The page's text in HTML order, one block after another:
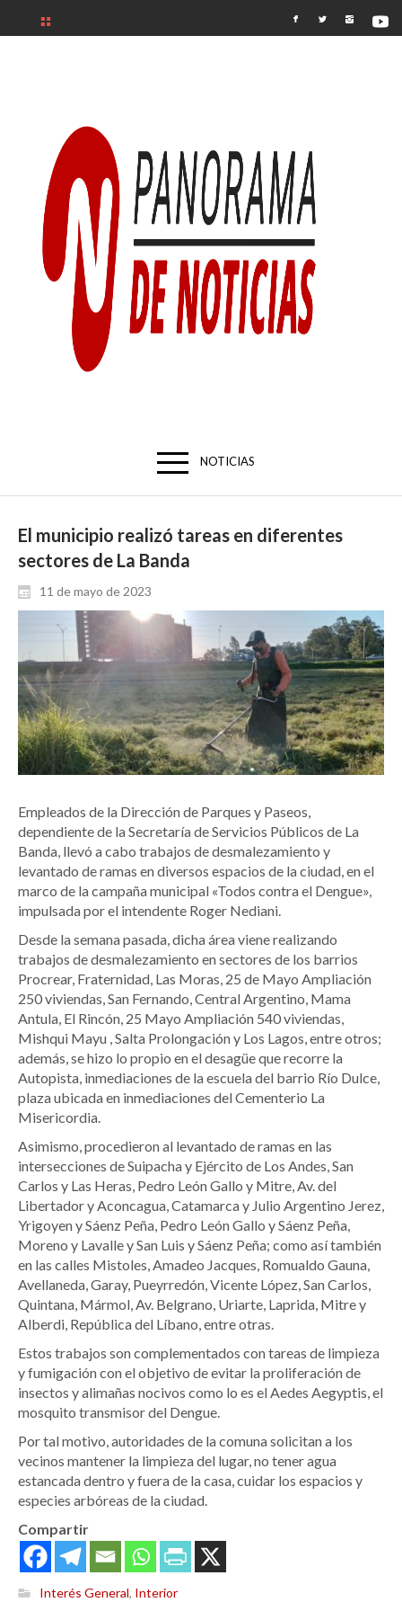
NOTICIAS
El municipio realizó tareas en diferentes
sectores de La Banda
11 de mayo de 2023
Empleados de la Dirección de Parques y Paseos,
dependiente de la Secretaría de Servicios Públicos de La
Banda, llevó a cabo trabajos de desmalezamiento y
levantado de ramas en diversos espacios de la ciudad, en el
marco de la campaña municipal «Todos contra el Dengue»,
impulsada por el intendente Roger Nediani.
Desde la semana pasada, dicha área viene realizando
trabajos de desmalezamiento en sectores de los barrios
Procrear, Fraternidad, Las Moras, 25 de Mayo Ampliación
250 viviendas, San Fernando, Central Argentino, Mama
Antula, El Rincón, 25 Mayo Ampliación 540 viviendas,
Mishqui Mayu , Salta Prolongación y Los Lagos, entre otros;
además, se hizo lo propio en el desagüe que recorre la
Autopista, inmediaciones de la escuela del barrio Río Dulce,
plaza ubicada en inmediaciones del Cementerio La
Misericordia.
Asimismo, procedieron al levantado de ramas en las
intersecciones de Suipacha y Ejército de Los Andes, San
Carlos y Las Heras, Pedro León Gallo y Mitre, Av. del
Libertador y Aconcagua, Catamarca y Julio Argentino Jerez,
Yrigoyen y Sáenz Peña, Pedro León Gallo y Sáenz Peña,
Moreno y Lavalle y San Luis y Sáenz Peña; como así también
en las calles Mistoles, Amadeo Jacques, Romualdo Gauna,
Avellaneda, Garay, Pueyrredón, Vicente López, San Carlos,
Quintana, Mármol, Av. Belgrano, Uriarte, Laprida, Mitre y
Alberdi, República del Líbano, entre otras.
Estos trabajos son complementados con tareas de limpieza
y fumigación con el objetivo de evitar la proliferación de
insectos y alimañas nocivos como lo es el Aedes Aegyptis, el
mosquito transmisor del Dengue.
Por tal motivo, autoridades de la comuna solicitan a los
vecinos mantener la limpieza del lugar, no tener agua
estancada dentro y fuera de la casa, cuidar los espacios y
especies arbóreas de la ciudad.
Compartir
Interés General, Interior